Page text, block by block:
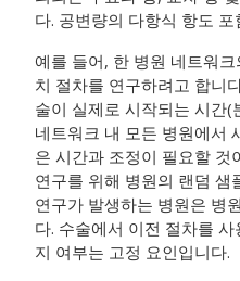
다. 공변량의 다항식 항도
예를 들어, 한 병원 네트워
치 절차를 연구하려고 합니
술이 실제로 시작되는 시간
네트워크 내 모든 병원에서
은 시간과 조정이 필요할 것
연구를 위해 병원의 랜덤 샘
연구가 발생하는 병원은 병
다. 수술에서 이전 절차를
지 여부는 고정 요인입니다.